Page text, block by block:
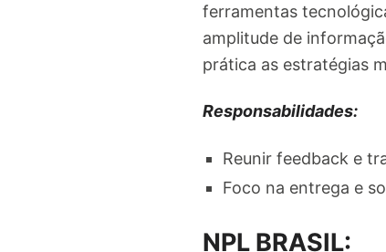
ferramentas
amplitude de
prática as estratégias
Responsabilidades:
Reunir feedback e
Foco na entrega e
NPL BRASIL: